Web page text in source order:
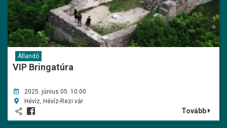
Állandó
VIP Bringatúra
2025. június 05. 10:00
Hévíz, Hévíz-Rezi vár
Tovább